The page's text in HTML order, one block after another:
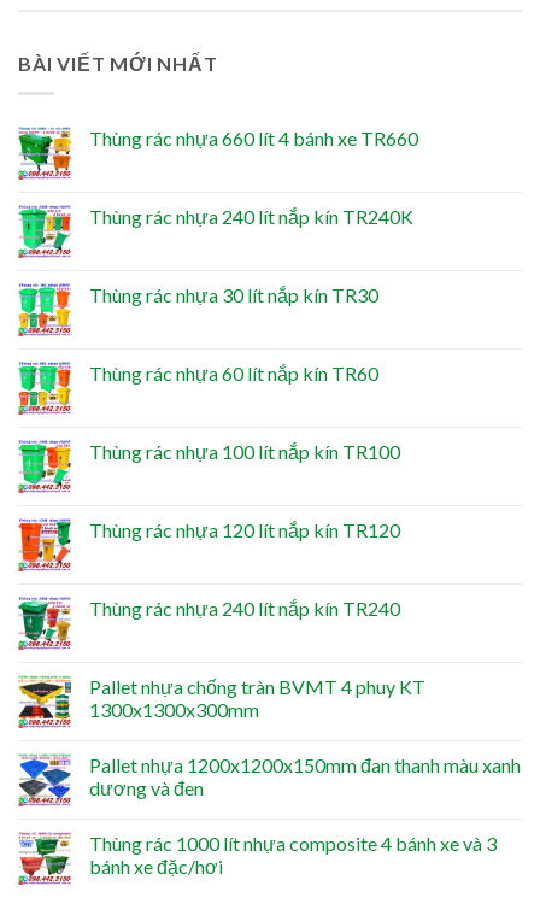
BÀI VIẾT MỚI NHẤT
Thùng rác nhựa 660 lít 4 bánh xe TR660
Thùng rác nhựa 240 lít nắp kín TR240K
Thùng rác nhựa 30 lít nắp kín TR30
Thùng rác nhựa 60 lít nắp kín TR60
Thùng rác nhựa 100 lít nắp kín TR100
Thùng rác nhựa 120 lít nắp kín TR120
Thùng rác nhựa 240 lít nắp kín TR240
Pallet nhựa chống tràn BVMT 4 phuy KT
1300x1300x300mm
Pallet nhựa 1200x1200x150mm đan thanh màu xanh
dương và đen
Thùng rác 1000 lít nhựa composite 4 bánh xe và 3
bánh xe đặc/hơi